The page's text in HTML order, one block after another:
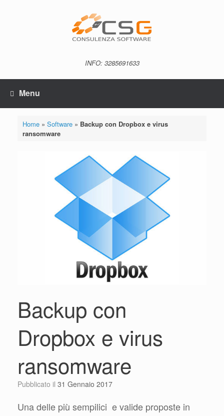
INFO: 3285691633
Menu
Home» Software» Backup con Dropbox e virus
ransomware
Backup con
Dropbox e virus
ransomware
Pubblicato il 31 Gennaio 2017
Una delle più sempilici e valide proposte in